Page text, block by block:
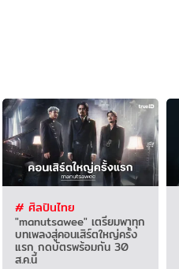
# ศิลปินไทย
"manutsawee" เตรียมพาทุก
บทเพลงสู่คอนเสิร์ตใหญ่ครั้ง
แรก กดบัตรพร้อมกัน 30
ส.ค.นี้